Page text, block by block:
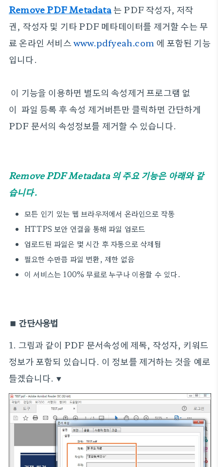
Remove PDF Metadata는 PDF 작성자, 저작
권, 작성자 및 기타 PDF 메타데이터를 제거할 수는 무
료 온라인 서비스www.pdfyeah.com 에 포함된 기능
입니다.
이 기능을 이용하면 별도의 속성제거 프로그램 없
이 파일 등록 후 속성 제거버튼만 클릭하면 간단하게
PDF 문서의 속성정보를 제거할 수 있습니다.
Remove PDF Metadata 의 주요 기능은 아래와 같
습니다.
모든 인기 있는 웹 브라우저에서 온라인으로 작동
HTTPS 보안 연결을 통해 파일 업로드
업로드된 파일은 몇 시간 후 자동으로 삭제됨
필요한 수만큼 파일 변환, 제한 없음
이 서비스는 100% 무료로 누구나 이용할 수 있다.
■ 간단사용법
1. 그림과 같이 PDF 문서속성에 제목, 작성자, 키워드
정보가 포함되 있습니다. 이 정보를 제거하는 것을 예로
들겠습니다. ▼